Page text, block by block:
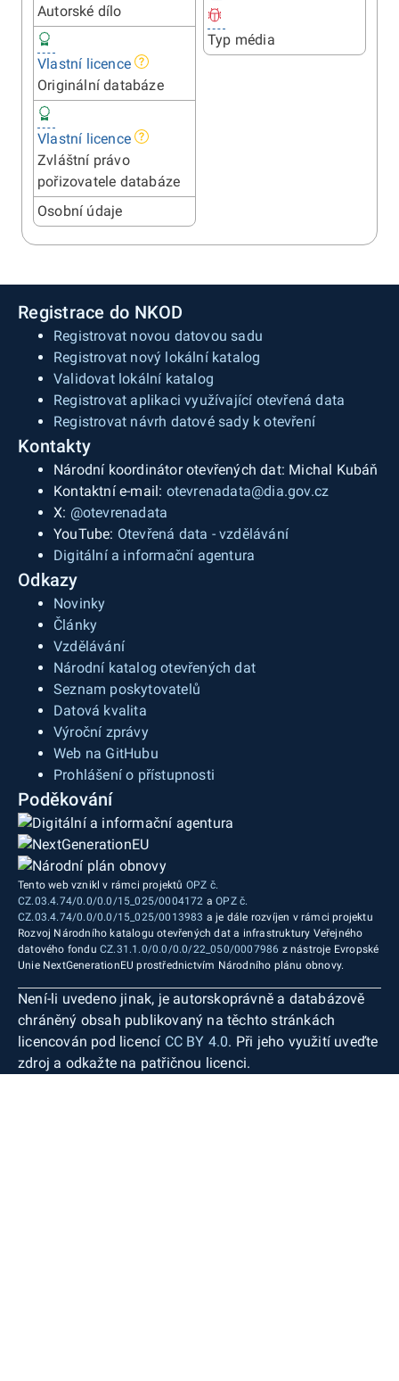
Autorské dílo
Vlastní licence
Originální databáze
Vlastní licence
Zvláštní právo
pořizovatele databáze
Osobní údaje
Typ média
Registrace do NKOD
Registrovat novou datovou sadu
Registrovat nový lokální katalog
Validovat lokální katalog
Registrovat aplikaci využívající otevřená data
Registrovat návrh datové sady k otevření
Kontakty
Národní koordinátor otevřených dat: Michal Kubáň
Kontaktní e-mail: otevrenadata@dia.gov.cz
X: @otevrenadata
YouTube: Otevřená data - vzdělávání
Digitální a informační agentura
Odkazy
Novinky
Články
Vzdělávání
Národní katalog otevřených dat
Seznam poskytovatelů
Datová kvalita
Výroční zprávy
Web na GitHubu
Prohlášení o přístupnosti
Poděkování
Tento web vznikl v rámci projektů OPZ č.
CZ.03.4.74/0.0/0.0/15_025/0004172 aOPZ č.
CZ.03.4.74/0.0/0.0/15_025/0013983 a je dále rozvíjen v rámci projektu
Rozvoj Národního katalogu otevřených dat a infrastruktury Veřejného
datového fondu CZ.31.1.0/0.0/0.0/22_050/0007986 z nástroje Evropské
Unie NextGenerationEU prostřednictvím Národního plánu obnovy.
Není-li uvedeno jinak, je autorskoprávně a databázově
chráněný obsah publikovaný na těchto stránkách
licencován pod licencí CC BY 4.0. Při jeho využití uveďte
zdroj a odkažte na patřičnou licenci.